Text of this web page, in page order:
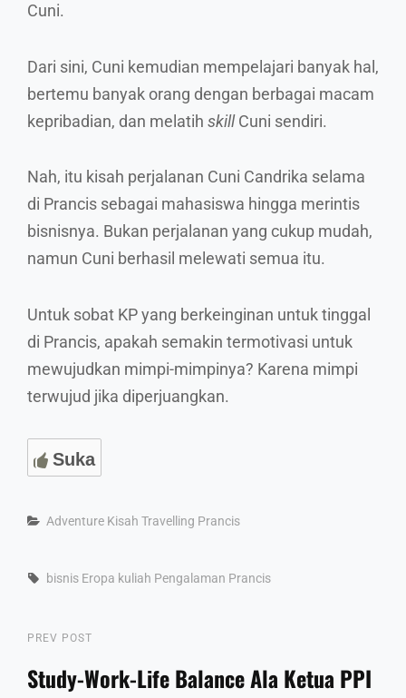
Cuni.
Dari sini, Cuni kemudian mempelajari banyak hal,
bertemu banyak orang dengan berbagai macam
kepribadian, dan melatih skillCuni sendiri.
Nah, itu kisah perjalanan Cuni Candrika selama
di Prancis sebagai mahasiswa hingga merintis
bisnisnya. Bukan perjalanan yang cukup mudah,
namun Cuni berhasil melewati semua itu.
Untuk sobat KP yang berkeinginan untuk tinggal
di Prancis, apakah semakin termotivasi untuk
mewujudkan mimpi-mimpinya? Karena mimpi
terwujud jika diperjuangkan.
Suka
Categories
Adventure Kisah Travelling Prancis
Tags,
bisnis Eropa kuliah Pengalaman Prancis
Post
navigation
Previous
Post
PREV POST
Study-Work-Life Balance Ala Ketua PPI